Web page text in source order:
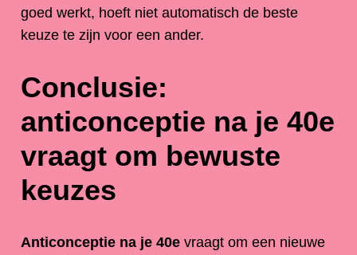
goed werkt, hoeft niet automatisch de beste
keuze te zijn voor een ander.
Conclusie:
anticonceptie na je 40e
vraagt om bewuste
keuzes
Anticonceptie na je 40evraagt om een nieuwe